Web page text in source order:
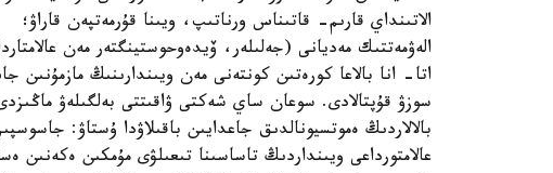
الاتىنداي قارىم- قاتىناس ورناتىپ، ويىنا قۇرمەتپەن قاراۋ؛
الەۋمەتتىك مەديانى (جەلىلەر، ۆيدەوحوستينگتەر مەن
اتا- انا بالاعا كورەتىن كونتەنى مەن ويىندارىنىڭ مازمۇنىن
سوزۋ قۇپتالادى. سوعان ساي شەكتى ۋاقىتتى بەلگىلەۋ
بالالاردىڭ ەموتسيونالدىق جاعدايىن باقىلاۋدا ۇستاۋ:
عالامتورداعى ويىنداردىڭ تاساسىنا تىعىلۋى مۇمكىن ەكەنىن